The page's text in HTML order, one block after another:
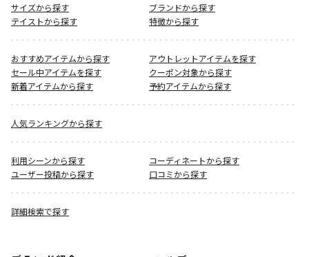
サイズから探す
ブランドから探す
テイストから探す
特徴から探す
おすすめアイテムから探す
アウトレットアイテムを探す
セール中アイテムを探す
クーポン対象から探す
新着アイテムから探す
予約アイテムから探す
人気ランキングから探す
利用シーンから探す
コーディネートから探す
ユーザー投稿から探す
口コミから探す
詳細検索で探す